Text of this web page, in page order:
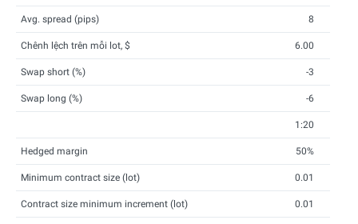
Avg. spread (pips) 8
Chênh lệch trên mỗi lot, $ 6.00
Swap short (%) -3
Swap long (%) -6
1:20
Hedged margin 50%
Minimum contract size (lot) 0.01
Contract size minimum increment (lot) 0.01